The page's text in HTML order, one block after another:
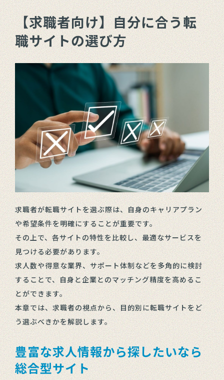
【求職者向け】自分に合う転
職サイトの選び方
求職者が転職サイトを選ぶ際は、自身のキャリアプラン
や希望条件を明確にすることが重要です。
その上で、各サイトの特性を比較し、最適なサービスを
見つける必要があります。
求人数や得意な業界、サポート体制などを多角的に検討
することで、自身と企業とのマッチング精度を高めるこ
とができます。
本章では、求職者の視点から、目的別に転職サイトをど
う選ぶべきかを解説します。
豊富な求人情報から探したいなら
総合型サイト